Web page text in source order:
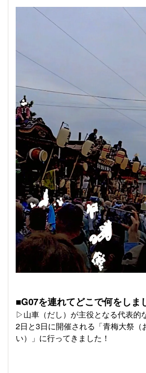
■G07を連れてどこで何をしま
▷山車（だし）が主役となる代表的
2日と3日に開催される「青梅大祭（
い）」に行ってきました！